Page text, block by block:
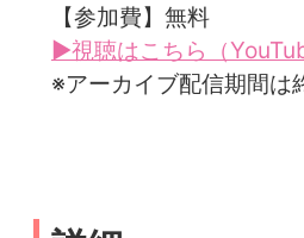
【参加費】無料
▶視聴はこちら（
※アーカイブ配信期間は